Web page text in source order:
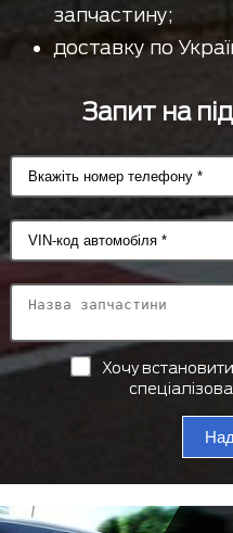
запчастину;
доставку по
Запит на
Хочу